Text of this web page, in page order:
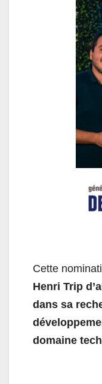
Cette
Henri Trip
dans sa
domaine